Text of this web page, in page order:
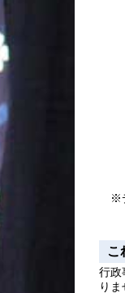
※
こ
行政
り